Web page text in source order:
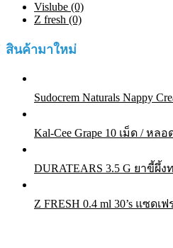
Vislube (0)
Z fresh (0)
สินค้ามาใหม่
Sudocrem Naturals Nappy
Kal-Cee Grape 10 เม็ด / ห
DURATEARS 3.5 G ยาขี้ผึ้
Z FRESH 0.4 ml 30’s แซดเ